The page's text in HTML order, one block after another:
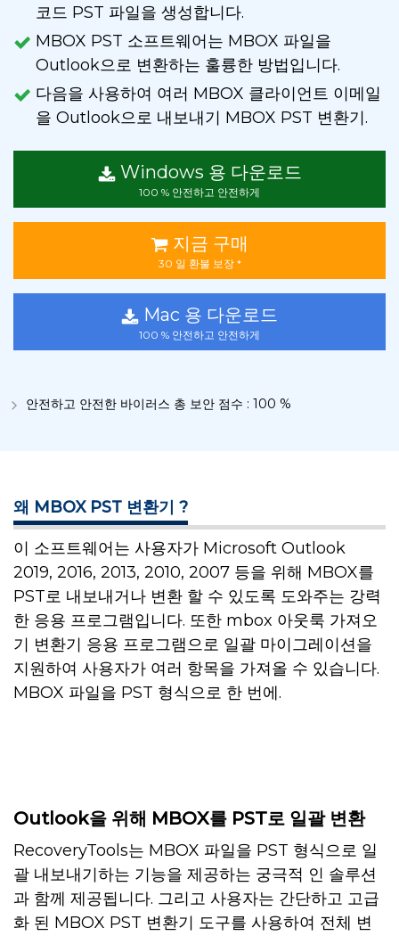
코드 PST 파일을 생성합니다.
MBOX PST 소프트웨어는 MBOX 파일을
Outlook으로 변환하는 훌륭한 방법입니다.
다음을 사용하여 여러 MBOX 클라이언트 이메일
을 Outlook으로 내보내기 MBOX PST 변환기.
Windows 용 다운로드
100 % 안전하고 안전하게
지금 구매
30 일 환불 보장 *
Mac 용 다운로드
100 % 안전하고 안전하게
안전하고 안전한 바이러스 총 보안 점수 : 100 %
왜 MBOX PST 변환기 ?
이 소프트웨어는 사용자가 Microsoft Outlook
2019, 2016, 2013, 2010, 2007 등을 위해 MBOX를
PST로 내보내거나 변환 할 수 있도록 도와주는 강력
한 응용 프로그램입니다. 또한 mbox 아웃룩 가져오
기 변환기 응용 프로그램으로 일괄 마이그레이션을
지원하여 사용자가 여러 항목을 가져올 수 있습니다.
MBOX 파일을 PST 형식으로 한 번에.
Outlook을 위해 MBOX를 PST로 일괄 변환
RecoveryTools는 MBOX 파일을 PST 형식으로 일
괄 내보내기하는 기능을 제공하는 궁극적 인 솔루션
과 함께 제공됩니다. 그리고 사용자는 간단하고 고급
화 된 MBOX PST 변환기 도구를 사용하여 전체 변